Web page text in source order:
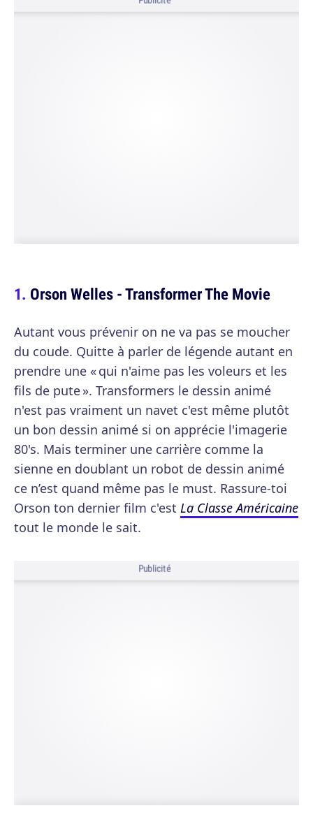
Orson Welles - Transformer The Movie
Autant vous prévenir on ne va pas se moucher
du coude. Quitte à parler de légende autant en
prendre une « qui n'aime pas les voleurs et les
fils de pute ». Transformers le dessin animé
n'est pas vraiment un navet c'est même plutôt
un bon dessin animé si on apprécie l'imagerie
80's. Mais terminer une carrière comme la
sienne en doublant un robot de dessin animé
ce n’est quand même pas le must. Rassure-toi
Orson ton dernier film c'est La Classe Américaine
tout le monde le sait.
Publicité